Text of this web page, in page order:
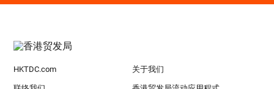
HKTDC.com 关于我们